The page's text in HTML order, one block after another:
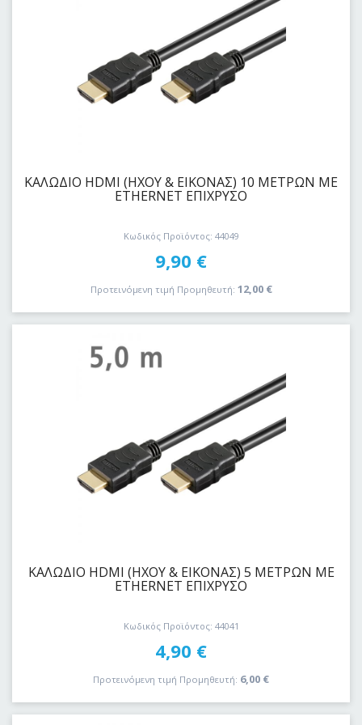
ΚΑΛΩΔΙΟ HDMI (ΗΧΟΥ & ΕΙΚΟΝΑΣ) 10 ΜΕΤΡΩΝ ΜΕ
ETHERNET ΕΠΙΧΡΥΣΟ
Κωδικός Προϊόντος: 44049
9,90 €
Προτεινόμενη τιμή Προμηθευτή: 12,00 €
ΚΑΛΩΔΙΟ HDMI (ΗΧΟΥ & ΕΙΚΟΝΑΣ) 5 ΜΕΤΡΩΝ ΜΕ
ETHERNET ΕΠΙΧΡΥΣΟ
Κωδικός Προϊόντος: 44041
4,90 €
Προτεινόμενη τιμή Προμηθευτή: 6,00 €